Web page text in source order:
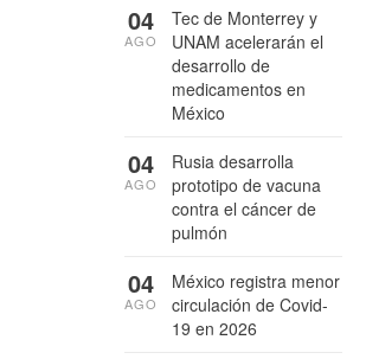
Tec de Monterrey y
UNAM acelerarán el
desarrollo de
medicamentos en
México
04
AGO
Rusia desarrolla
prototipo de vacuna
contra el cáncer de
pulmón
04
AGO
México registra menor
circulación de Covid-
19 en 2026
04
AGO